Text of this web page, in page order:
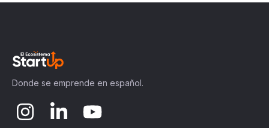
Donde se emprende en español.